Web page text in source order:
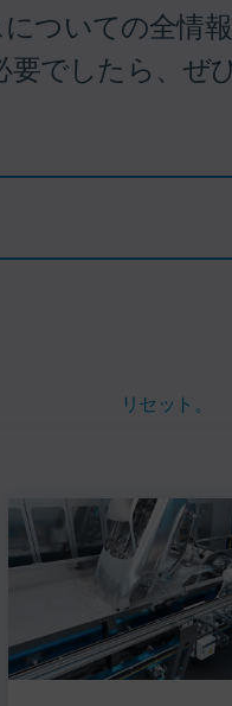
ついての全情
でしたら、ぜ
リセット。